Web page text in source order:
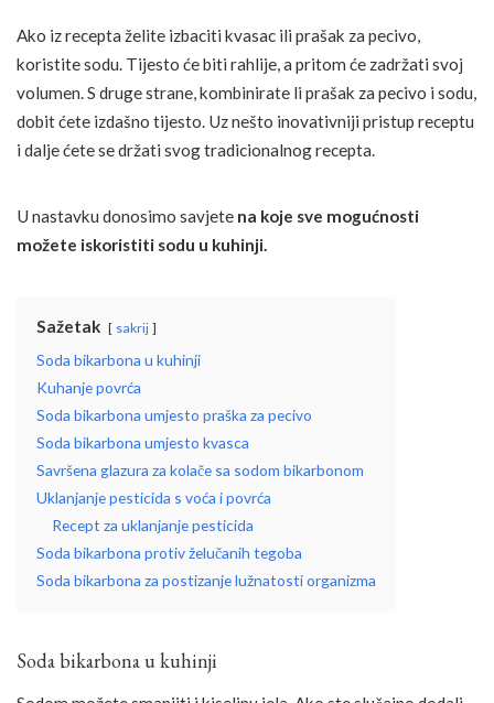
Ako iz recepta želite izbaciti kvasac ili prašak za pecivo,
koristite sodu. Tijesto će biti rahlije, a pritom će zadržati svoj
volumen. S druge strane, kombinirate li prašak za pecivo i sodu,
dobit ćete izdašno tijesto. Uz nešto inovativniji pristup receptu
i dalje ćete se držati svog tradicionalnog recepta.
U nastavku donosimo savjete na koje sve mogućnosti
možete iskoristiti sodu u kuhinji.
Sažetak sakrij
Soda bikarbona u kuhinji
Kuhanje povrća
Soda bikarbona umjesto praška za pecivo
Soda bikarbona umjesto kvasca
Savršena glazura za kolače sa sodom bikarbonom
Uklanjanje pesticida s voća i povrća
Recept za uklanjanje pesticida
Soda bikarbona protiv želučanih tegoba
Soda bikarbona za postizanje lužnatosti organizma
Soda bikarbona u kuhinji